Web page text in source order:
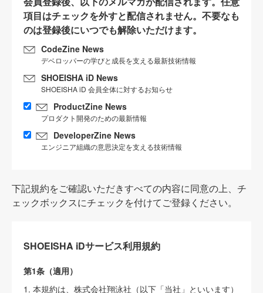
項目はチェックを外すと配信されません。不要なも
のは登録後にいつでも解除いただけます。
CodeZine News
デベロッパーの学びと成長を支える最新技術情報
SHOEISHA iD News
SHOEISHA iD 会員全体に対するお知らせ
ProductZine News
プロダクト開発のための最新情報
DeveloperZine News
エンジニア組織の意思決定を支える技術情報
下記規約をご確認いただきすべての内容に同意の上、チ
ェックボックスにチェックを付けてご登録ください。
SHOEISHA iDサービス利用規約
第1条（適用）
1. 本規約は、株式会社翔泳社（以下「当社」といいます）